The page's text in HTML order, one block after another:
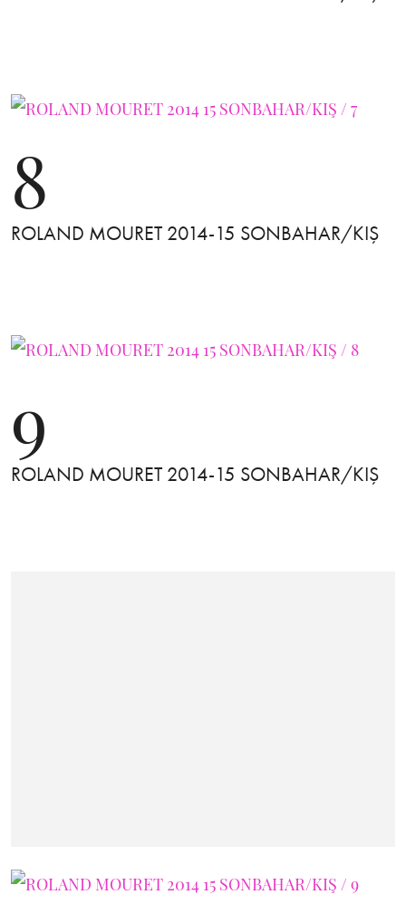
8
ROLAND MOURET 2014-15 SONBAHAR/KIŞ
9
ROLAND MOURET 2014-15 SONBAHAR/KIŞ